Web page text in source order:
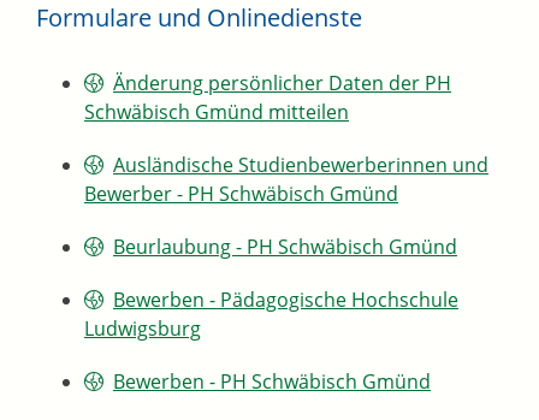
Formulare und Onlinedienste
Änderung persönlicher Daten der PH
Schwäbisch Gmünd mitteilen
Ausländische Studienbewerberinnen und
Bewerber - PH Schwäbisch Gmünd
Beurlaubung - PH Schwäbisch Gmünd
Bewerben - Pädagogische Hochschule
Ludwigsburg
Bewerben - PH Schwäbisch Gmünd